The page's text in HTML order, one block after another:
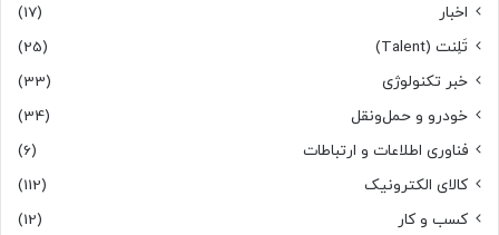
اخبار
(17)
تَلِنت (Talent)
(25)
خبر تکنولوژی
(33)
خودرو و حمل‌و‌نقل
(34)
فناوری اطلاعات و ارتباطات
(6)
کالای الکترونیک
(112)
کسب و کار
(12)